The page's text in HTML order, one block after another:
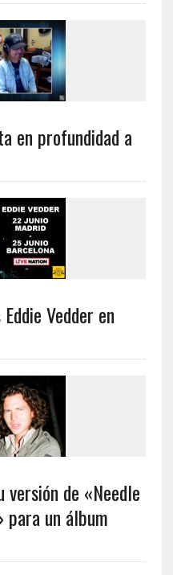
en profundidad a
Vedder en
versión de «Needle
para un álbum